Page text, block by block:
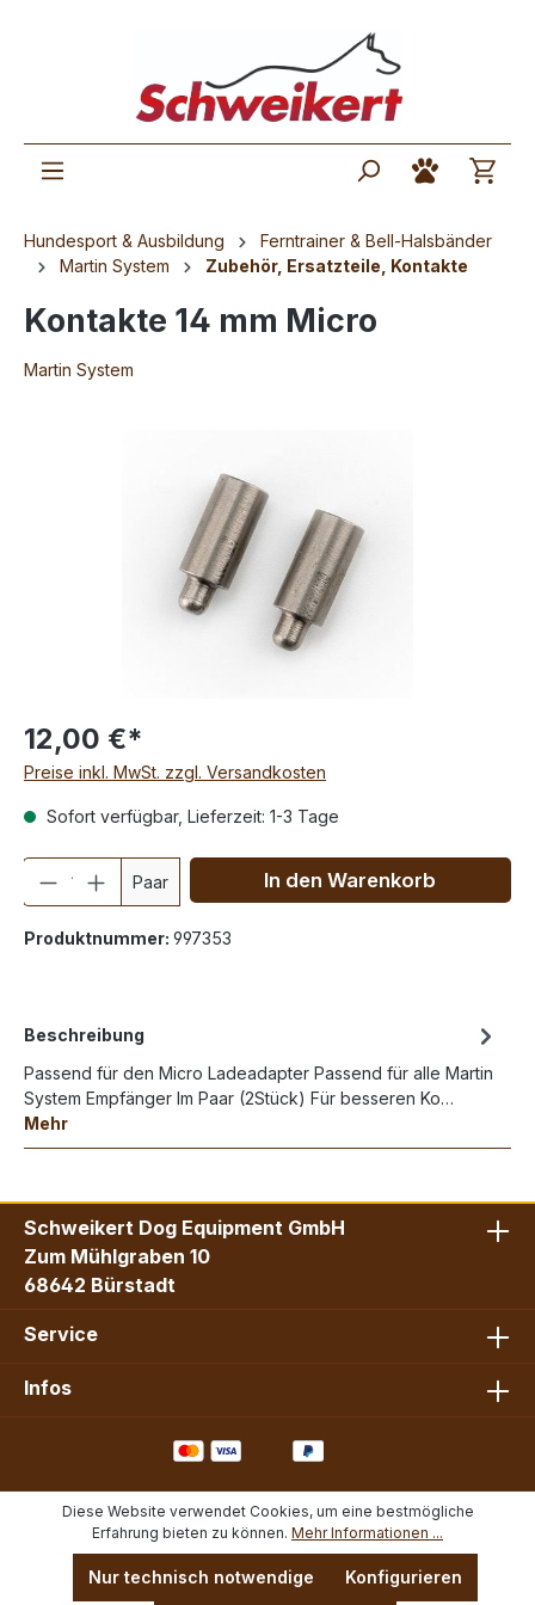
Hundesport & Ausbildung
Ferntrainer & Bell-Halsbänder
Martin System
Zubehör, Ersatzteile, Kontakte
Kontakte 14 mm Micro
Martin System
12,00 €*
Preise inkl. MwSt. zzgl. Versandkosten
Sofort verfügbar, Lieferzeit: 1-3 Tage
Anzahl
Paar In den Warenkorb
Produktnummer: 997353
Beschreibung
Passend für den Micro Ladeadapter Passend für alle Martin
System Empfänger Im Paar (2Stück) Für besseren Ko…
Mehr
Schweikert Dog Equipment GmbH
Zum Mühlgraben 10
68642 Bürstadt
Service
Infos
Diese Website verwendet Cookies, um eine bestmögliche
Erfahrung bieten zu können. Mehr Informationen ...
Nur technisch notwendige Konfigurieren